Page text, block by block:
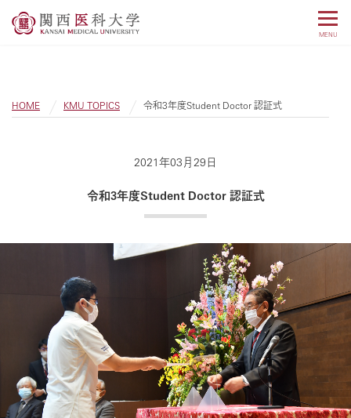
MENU
HOME KMU TOPICS 令和3年度Student Doctor 認証式
2021年03月29日
令和3年度Student Doctor 認証式